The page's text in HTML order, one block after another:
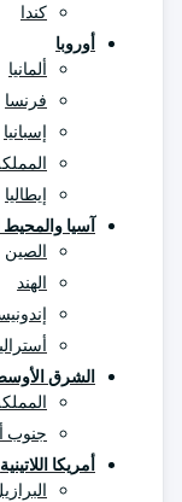
كندا
أوروبا
ألمانيا
فرنسا
إسبانيا
إيطاليا
آسيا والمحيط
الصين
الهند
الشرق
جنوب
أمريكا اللاتينية